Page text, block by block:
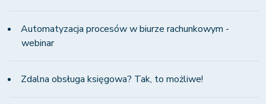
Automatyzacja procesów w biurze rachunkowym -
webinar
Zdalna obsługa księgowa? Tak, to możliwe!